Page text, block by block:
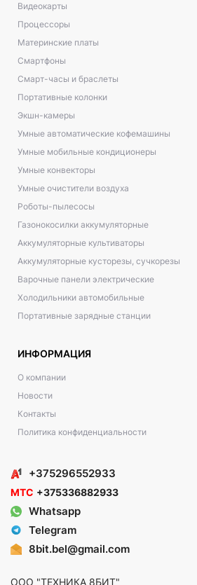
Видеокарты
Процессоры
Материнские платы
Смартфоны
Смарт-часы и браслеты
Портативные колонки
Экшн-камеры
Умные автоматические кофемашины
Умные мобильные кондиционеры
Умные конвекторы
Умные очистители воздуха
Роботы-пылесосы
Газонокосилки аккумуляторные
Аккумуляторные культиваторы
Аккумуляторные кусторезы, сучкорезы
Варочные панели электрические
Холодильники автомобильные
Портативные зарядные станции
ИНФОРМАЦИЯ
О компании
Новости
Контакты
Политика конфиденциальности
+375296552933
МТС +375336882933
Whatsapp
Telegram
8bit.bel@gmail.com
ООО "ТЕХНИКА 8БИТ"